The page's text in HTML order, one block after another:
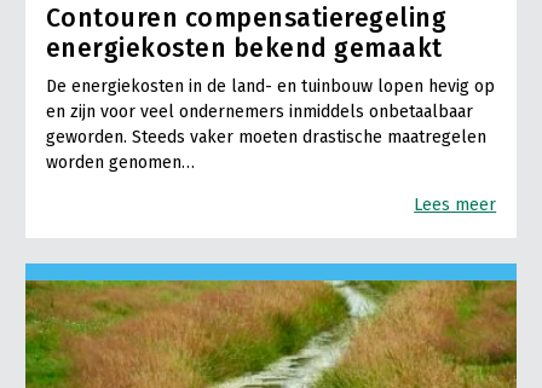
Contouren compensatieregeling
energiekosten bekend gemaakt
De energiekosten in de land- en tuinbouw lopen hevig op
en zijn voor veel ondernemers inmiddels onbetaalbaar
geworden. Steeds vaker moeten drastische maatregelen
worden genomen…
Lees meer